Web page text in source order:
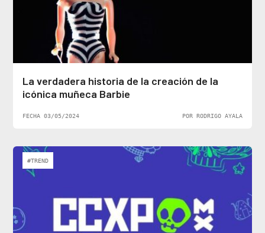
La verdadera historia de la creación de la
icónica muñeca Barbie
FECHA 03/05/2024 POR RODRIGO AYALA
#TREND